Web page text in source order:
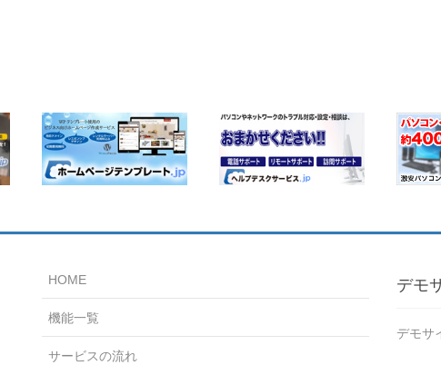
HOME
機能一覧
サービスの流れ
デモ
デモサ